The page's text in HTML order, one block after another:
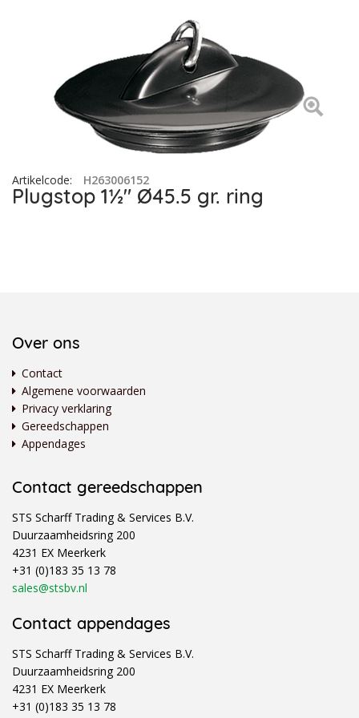
Artikelcode: H263006152
Plugstop 1½" Ø45.5 gr. ring
Over ons
Contact
Algemene voorwaarden
Privacy verklaring
Gereedschappen
Appendages
Contact gereedschappen
STS Scharff Trading & Services B.V.
Duurzaamheidsring 200
4231 EX Meerkerk
+31 (0)183 35 13 78
sales@stsbv.nl
Contact appendages
STS Scharff Trading & Services B.V.
Duurzaamheidsring 200
4231 EX Meerkerk
+31 (0)183 35 13 78